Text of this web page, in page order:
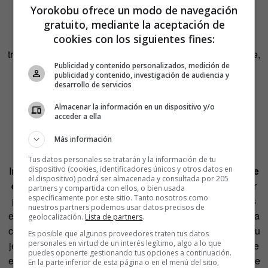
cafeterías o comedores de empresa . Los que mandan
procurarán que los usuarios puedan sentarse en fila o en
zigzag. Y si no es posible, colocarán mamparas
transparentes entre las mesas. Los mandados, por su parte,
deben olvidarse de la cháchara y limitarse a zampar y a
tragar sin más, que allí se va a lo que se va. Y si no les
queda más remedio que recurrir al diálogo porque su
exquisita educación les impide ser descorteses con sus
semejantes, se recomienda que se cubran la boca (y no
hablen con el pozo lleno, que es muy asqueroso).
Importante:no hacer cosas que provoquen que la gente
escupa. Ahí entran costumbres tan comunes en cualquier
puesto de trabajo como como cantar (¿acaso no lo hacéis
en vuestro curro?) o contar chistes buenos que hagan reír a
carcajadas. Tampoco tienes que ir provocando la furia de tu
jefe, si eres currito, que ya sabemos cómo esputa cuanto te
echa la peta. Y si estás en el lado opuesto de la balanza de
Yorokobu ofrece un modo de navegación
gratuito, mediante la aceptación de
cookies con los siguientes fines:
Publicidad y contenido personalizados, medición de
publicidad y contenido, investigación de audiencia y
desarrollo de servicios
Almacenar la información en un dispositivo y/o
acceder a ella
Más información
Tus datos personales se tratarán y la información de tu
dispositivo (cookies, identificadores únicos y otros datos en
el dispositivo) podrá ser almacenada y consultada por 205
partners y compartida con ellos, o bien usada
específicamente por este sitio. Tanto nosotros como
nuestros partners podemos usar datos precisos de
geolocalización. Lista de partners.
Es posible que algunos proveedores traten tus datos
personales en virtud de un interés legítimo, algo a lo que
puedes oponerte gestionando tus opciones a continuación.
En la parte inferior de esta página o en el menú del sitio,